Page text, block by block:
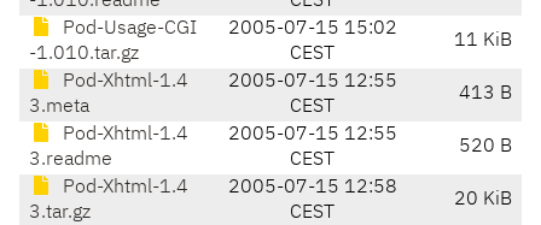
Pod-Usage-CGI
-1.010.tar.gz
2005-07-15 15:02
CEST
11 KiB
Pod-Xhtml-1.4
3.meta
2005-07-15 12:55
CEST
413 B
Pod-Xhtml-1.4
3.readme
2005-07-15 12:55
CEST
520 B
Pod-Xhtml-1.4
3.tar.gz
2005-07-15 12:58
CEST
20 KiB